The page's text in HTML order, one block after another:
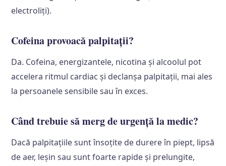
electroliți).
Cofeina provoacă palpitații?
Da. Cofeina, energizantele, nicotina și alcoolul pot
accelera ritmul cardiac și declanșa palpitații, mai ales
la persoanele sensibile sau în exces.
Când trebuie să merg de urgență la medic?
Dacă palpitațiile sunt însoțite de durere în piept, lipsă
de aer, leșin sau sunt foarte rapide și prelungite,